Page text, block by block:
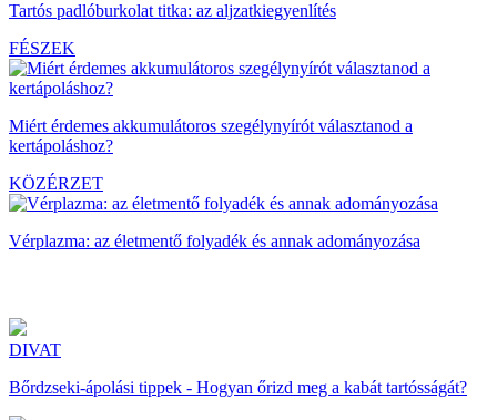
Tartós padlóburkolat titka: az aljzatkiegyenlítés
FÉSZEK
Miért érdemes akkumulátoros szegélynyírót választanod a
kertápoláshoz?
KÖZÉRZET
Vérplazma: az életmentő folyadék és annak adományozása
DIVAT
Bőrdzseki-ápolási tippek - Hogyan őrizd meg a kabát tartósságát?